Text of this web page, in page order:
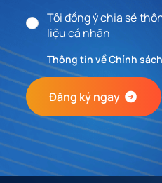
Tôi đồng ý chia sẻ
liệu cá nhân
Thông tin về Chính
Đăng ký ngay